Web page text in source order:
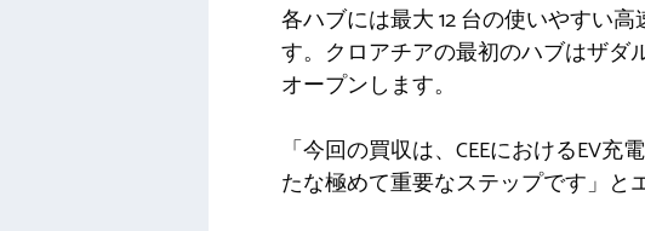
各ハブには最大 12 台の使いやすい
す。クロアチアの最初のハブはザダ
オープンします。
「今回の買収は、CEEにおけるEV
たな極めて重要なステップです」と